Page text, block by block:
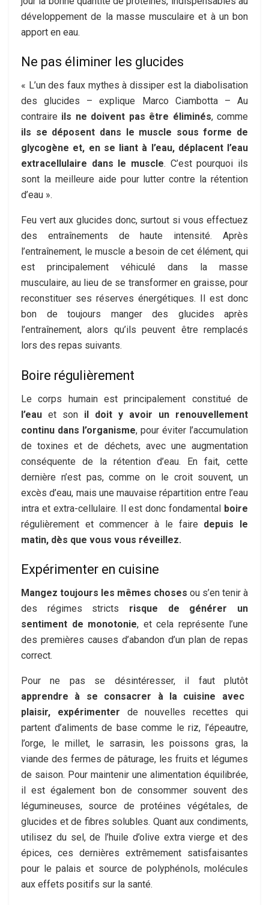
développement de la masse musculaire et à un bon
apport en eau.
Ne pas éliminer les glucides
« L’un des faux mythes à dissiper est la diabolisation
des glucides – explique Marco Ciambotta – Au
contraire ils ne doivent pas être éliminés, comme
ils se déposent dans le muscle sous forme de
glycogène et, en se liant à l’eau, déplacent l’eau
extracellulaire dans le muscle. C’est pourquoi ils
sont la meilleure aide pour lutter contre la rétention
d’eau ».
Feu vert aux glucides donc, surtout si vous effectuez
des entraînements de haute intensité. Après
l’entraînement, le muscle a besoin de cet élément, qui
est principalement véhiculé dans la masse
musculaire, au lieu de se transformer en graisse, pour
reconstituer ses réserves énergétiques. Il est donc
bon de toujours manger des glucides après
l’entraînement, alors qu’ils peuvent être remplacés
lors des repas suivants.
Boire régulièrement
Le corps humain est principalement constitué de
l’eau et son il doit y avoir un renouvellement
continu dans l’organisme, pour éviter l’accumulation
de toxines et de déchets, avec une augmentation
conséquente de la rétention d’eau. En fait, cette
dernière n’est pas, comme on le croit souvent, un
excès d’eau, mais une mauvaise répartition entre l’eau
intra et extra-cellulaire. Il est donc fondamental boire
régulièrement et commencer à le faire depuis le
matin, dès que vous vous réveillez.
Expérimenter en cuisine
Mangez toujours les mêmes choses ou s’en tenir à
des régimes stricts risque de générer un
sentiment de monotonie, et cela représente l’une
des premières causes d’abandon d’un plan de repas
correct.
Pour ne pas se désintéresser, il faut plutôt
apprendre à se consacrer à la cuisine avec
plaisir, expérimenter de nouvelles recettes qui
partent d’aliments de base comme le riz, l’épeautre,
l’orge, le millet, le sarrasin, les poissons gras, la
viande des fermes de pâturage, les fruits et légumes
de saison. Pour maintenir une alimentation équilibrée,
il est également bon de consommer souvent des
légumineuses, source de protéines végétales, de
glucides et de fibres solubles. Quant aux condiments,
utilisez du sel, de l’huile d’olive extra vierge et des
épices, ces dernières extrêmement satisfaisantes
pour le palais et source de polyphénols, molécules
aux effets positifs sur la santé.